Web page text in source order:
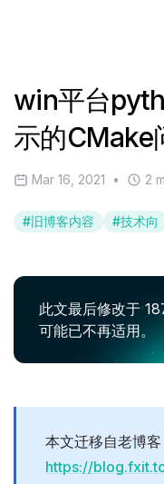
win平台
示的CMake
Mar 16, 2021 • 2
#旧博客内容 #技术向
此文最后修改于
可能已不再适用。
本文迁移自老博
https://